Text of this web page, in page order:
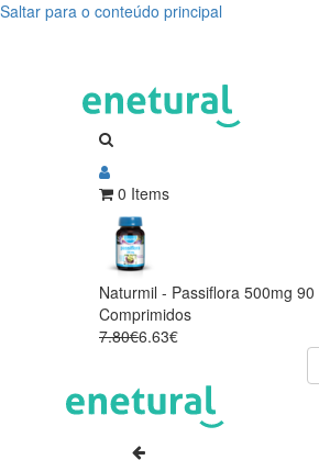
Saltar para o conteúdo principal
0 Items
Naturmil - Passiflora 500mg 90
Comprimidos
7.80€6.63€